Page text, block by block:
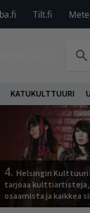
Tilt.fi
KATUKULTTUURI
4. Helsingin
tarjoaa kulttiartisteja,
osaamista ja kaikkea